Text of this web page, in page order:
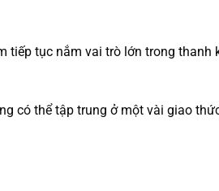
tục nắm vai trò lớn trong thanh
có thể tập trung ở một vài giao